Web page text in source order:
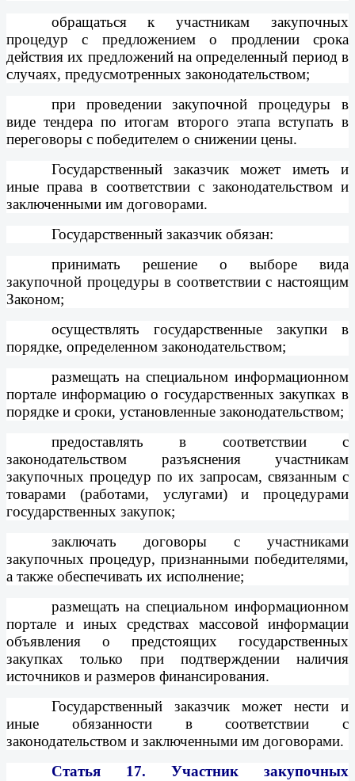
обращаться к участникам закупочных
процедур с предложением о продлении срока
действия их предложений на определенный период в
случаях, предусмотренных законодательством;
при проведении закупочной процедуры в
виде тендера по итогам второго этапа вступать в
переговоры с победителем о снижении цены.
Государственный заказчик может иметь и
иные права в соответствии с законодательством и
заключенными им договорами.
Государственный заказчик обязан:
принимать решение о выборе вида
закупочной процедуры в соответствии с настоящим
Законом;
осуществлять государственные закупки в
порядке, определенном законодательством;
размещать на специальном информационном
портале информацию о государственных закупках в
порядке и сроки, установленные законодательством;
предоставлять в соответствии с
законодательством разъяснения участникам
закупочных процедур по их запросам, связанным с
товарами (работами, услугами) и процедурами
государственных закупок;
заключать договоры с участниками
закупочных процедур, признанными победителями,
а также обеспечивать их исполнение;
размещать на специальном информационном
портале и иных средствах массовой информации
объявления о предстоящих государственных
закупках только при подтверждении наличия
источников и размеров финансирования.
Государственный заказчик может нести и
иные обязанности в соответствии с
законодательством и заключенными им договорами.
Статья 17. Участник закупочных